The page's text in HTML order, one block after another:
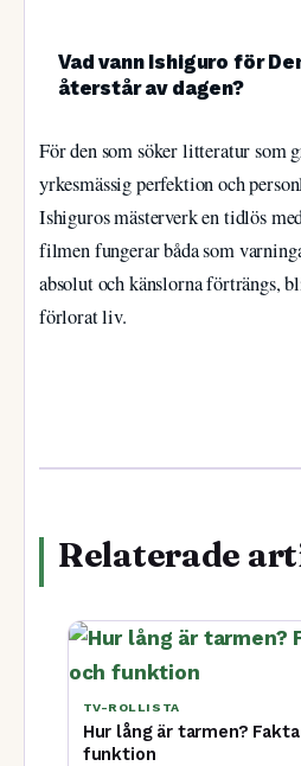
Vad vann Ishiguro för
återstår av dagen?
För den som söker litteratur som
yrkesmässig perfektion och
Ishiguros mästerverk en tidlös
filmen fungerar båda som
absolut och känslorna förträngs,
förlorat liv.
Relaterade
TV-ROLLISTA
Hur lång är tarmen?
funktion